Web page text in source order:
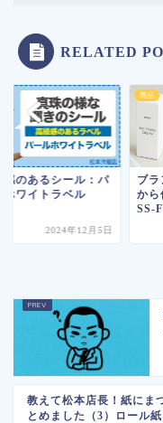
RELATED
感のあるシール：パ
ホワイトラベル
2024年12月5日
商品
ブラ
か
SS-
教えて松本店長！紙にま
とめました（3）ロール